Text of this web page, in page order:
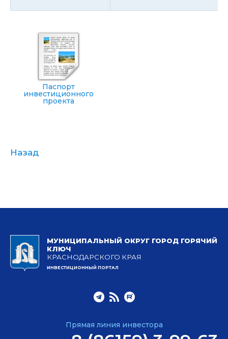
Паспорт
инвестиционного
проекта
Назад
МУНИЦИПАЛЬНЫЙ ОКРУГ ГОРОД ГОРЯЧИЙ
КЛЮЧ
КРАСНОДАРСКОГО КРАЯ
ИНВЕСТИЦИОННЫЙ ПОРТАЛ
Прямая линия инвестора